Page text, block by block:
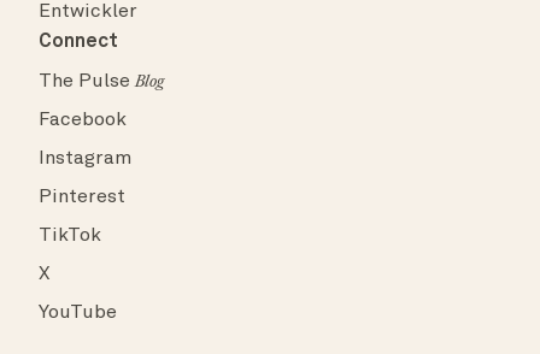
Entwickler
Connect
The PulseBlog
Facebook
Instagram
Pinterest
TikTok
X
YouTube